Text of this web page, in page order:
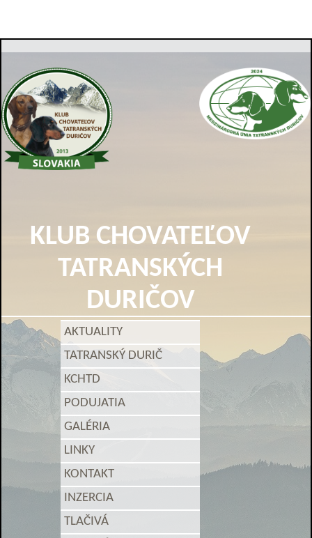
KLUB CHOVATEĽOV
TATRANSKÝCH
DURIČOV
AKTUALITY
TATRANSKÝ DURIČ
KCHTD
PODUJATIA
GALÉRIA
LINKY
KONTAKT
INZERCIA
TLAČIVÁ